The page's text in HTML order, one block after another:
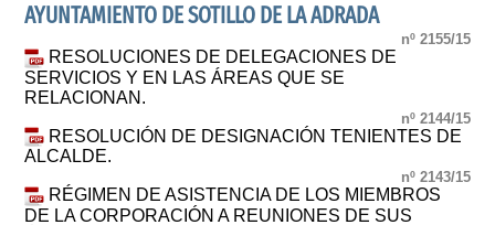
AYUNTAMIENTO DE SOTILLO DE LA ADRADA
nº 2155/15
RESOLUCIONES DE DELEGACIONES DE
SERVICIOS Y EN LAS ÁREAS QUE SE
RELACIONAN.
nº 2144/15
RESOLUCIÓN DE DESIGNACIÓN TENIENTES DE
ALCALDE.
nº 2143/15
RÉGIMEN DE ASISTENCIA DE LOS MIEMBROS
DE LA CORPORACIÓN A REUNIONES DE SUS